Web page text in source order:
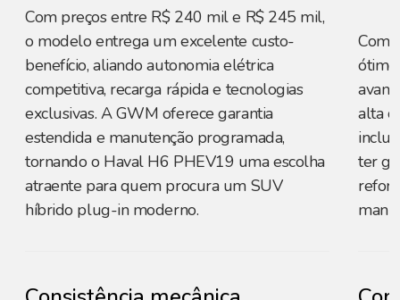
Com preços entre R$ 240 mil e R$ 245 mil,
o modelo entrega um excelente custo-
benefício, aliando autonomia elétrica
competitiva, recarga rápida e tecnologias
exclusivas. A GWM oferece garantia
estendida e manutenção programada,
tornando o Haval H6 PHEV19 uma escolha
atraente para quem procura um SUV
híbrido plug-in moderno.
Com
ótimo
alta
inclui
ter